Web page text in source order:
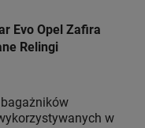
Evo Opel Zafira
Relingi
w